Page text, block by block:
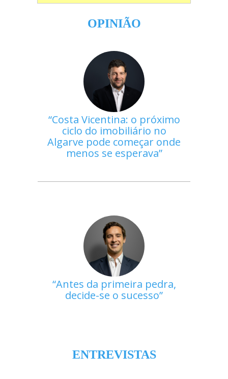
OPINIÃO
Costa Vicentina: o próximo
ciclo do imobiliário no
Algarve pode começar onde
menos se esperava
Antes da primeira pedra,
decide-se o sucesso
ENTREVISTAS